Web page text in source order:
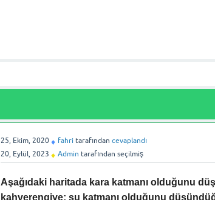
25, Ekim, 2020 ♦ fahri tarafından cevaplandı
20, Eylül, 2023 ♦ Admin tarafından seçilmiş
Aşağıdaki haritada kara katmanı olduğunu
kahverengiye; su katmanı olduğunu